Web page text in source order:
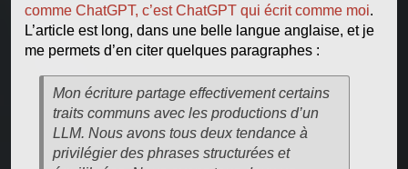
comme ChatGPT, c’est ChatGPT qui écrit comme moi.
L’article est long, dans une belle langue anglaise, et je
me permets d’en citer quelques paragraphes :
Mon écriture partage effectivement certains
traits communs avec les productions d’un
LLM. Nous avons tous deux tendance à
privilégier des phrases structurées et